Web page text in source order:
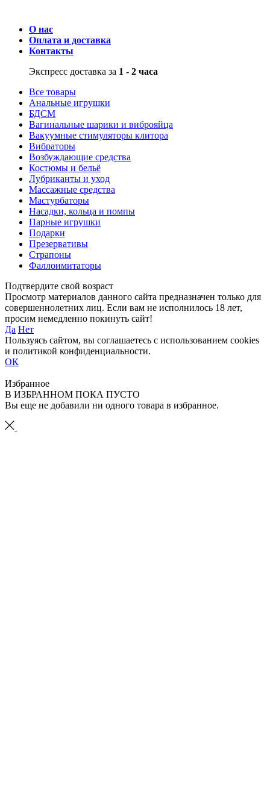
О нас
Оплата и доставка
Контакты
Экспресс доставка за 1 - 2 часа
Все товары
Анальные игрушки
БДСМ
Вагинальные шарики и виброяйца
Вакуумные стимуляторы клитора
Вибраторы
Возбуждающие средства
Костюмы и бельё
Лубриканты и уход
Массажные средства
Мастурбаторы
Насадки, кольца и помпы
Парные игрушки
Подарки
Презервативы
Страпоны
Фаллоимитаторы
Подтвердите свой возраст
Просмотр материалов данного сайта предназначен только для
совершеннолетних лиц. Если вам не исполнилось 18 лет,
просим немедленно покинуть сайт!
Да Нет
Пользуясь сайтом, вы соглашаетесь с использованием cookies
и политикой конфиденциальности.
ОК
Избранное
В ИЗБРАННОМ ПОКА ПУСТО
Вы еще не добавили ни одного товара в избранное.